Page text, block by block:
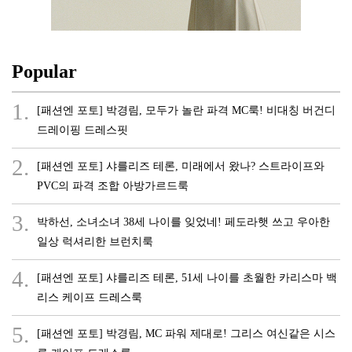
Popular
1.
[패션엔 포토] 박경림, 모두가 놀란 파격 MC룩! 비대칭 버건디
드레이핑 드레스핏
2.
[패션엔 포토] 샤를리즈 테론, 미래에서 왔나? 스트라이프와
PVC의 파격 조합 아방가르드룩
3.
박하선, 소녀소녀 38세 나이를 잊었네! 페도라햇 쓰고 우아한
일상 럭셔리한 브런치룩
4.
[패션엔 포토] 샤를리즈 테론, 51세 나이를 초월한 카리스마 백
리스 케이프 드레스룩
5.
[패션엔 포토] 박경림, MC 파워 제대로! 그리스 여신같은 시스